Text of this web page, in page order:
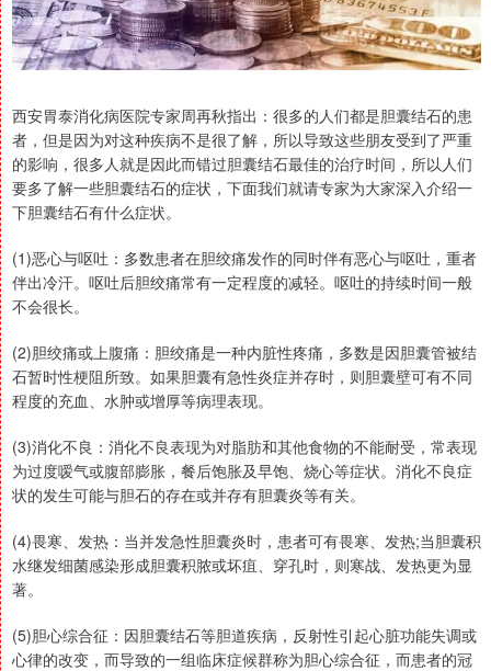
西安胃泰消化病医院专家周再秋指出：很多的人们都是胆囊结石的患
者，但是因为对这种疾病不是很了解，所以导致这些朋友受到了严重
的影响，很多人就是因此而错过胆囊结石最佳的治疗时间，所以人们
要多了解一些胆囊结石的症状，下面我们就请专家为大家深入介绍一
下胆囊结石有什么症状。
(1)恶心与呕吐：多数患者在胆绞痛发作的同时伴有恶心与呕吐，重者
伴出冷汗。呕吐后胆绞痛常有一定程度的减轻。呕吐的持续时间一般
不会很长。
(2)胆绞痛或上腹痛：胆绞痛是一种内脏性疼痛，多数是因胆囊管被结
石暂时性梗阻所致。如果胆囊有急性炎症并存时，则胆囊壁可有不同
程度的充血、水肿或增厚等病理表现。
(3)消化不良：消化不良表现为对脂肪和其他食物的不能耐受，常表现
为过度嗳气或腹部膨胀，餐后饱胀及早饱、烧心等症状。消化不良症
状的发生可能与胆石的存在或并存有胆囊炎等有关。
(4)畏寒、发热：当并发急性胆囊炎时，患者可有畏寒、发热;当胆囊积
水继发细菌感染形成胆囊积脓或坏疽、穿孔时，则寒战、发热更为显
著。
(5)胆心综合征：因胆囊结石等胆道疾病，反射性引起心脏功能失调或
心律的改变，而导致的一组临床症候群称为胆心综合征，而患者的冠